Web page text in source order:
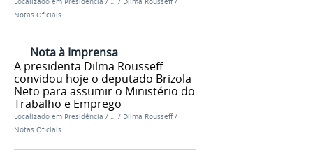
Notas Oficiais
Nota à Imprensa
A presidenta Dilma Rousseff
convidou hoje o deputado Brizola
Neto para assumir o Ministério do
Trabalho e Emprego
Localizado em Presidência / … / Dilma Rousseff /
Notas Oficiais